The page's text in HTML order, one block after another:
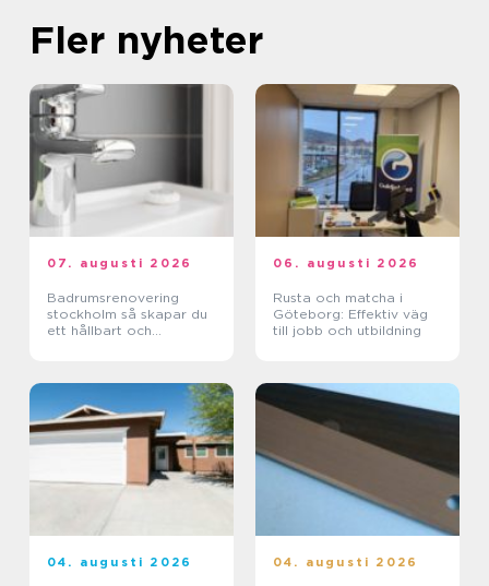
Fler nyheter
07. augusti 2026
Badrumsrenovering
stockholm så skapar du
ett hållbart och
06. augusti 2026
Rusta och matcha i
Göteborg: Effektiv väg
till jobb och utbildning
04. augusti 2026 04. augusti 2026